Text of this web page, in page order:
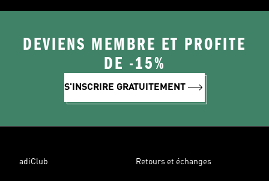
DEVIENS MEMBRE ET PROFITE
DE -15%
S'INSCRIRE GRATUITEMENT
adiClub Retours et échanges